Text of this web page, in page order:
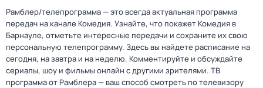
Рамблер/телепрограмма — это всегда актуальная программа
передач на канале Комедия. Узнайте, что покажет Комедия в
Барнауле, отметьте интересные передачи и сохраните их свою
персональную телепрограмму. Здесь вы найдете расписание на
сегодня, на завтра и на неделю. Комментируйте и обсуждайте
сериалы, шоу и фильмы онлайн с другими зрителями. ТВ
программа от Рамблера — ваш способ смотреть по телевизору